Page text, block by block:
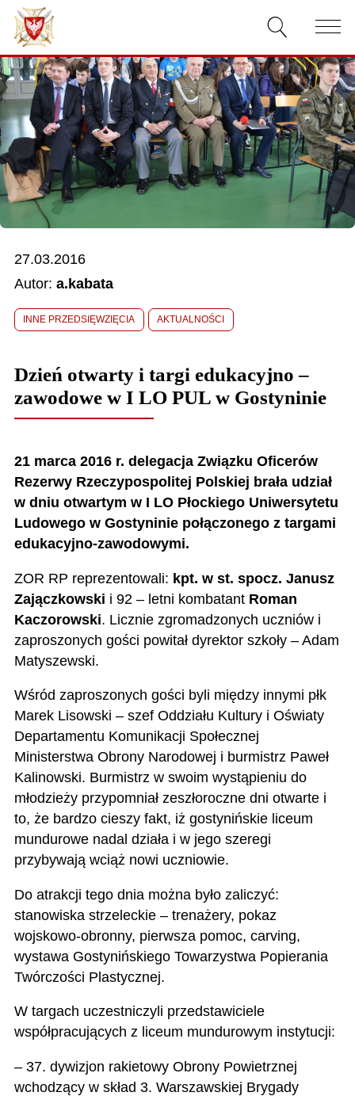
AKTUALNOŚCI
O ZWIĄZKU
DOKUMENTY
WŁADZE
RELACJE FILMOWE
KONKURSY
27.03.2016
Autor: a.kabata
INNE PRZEDSIĘWZIĘCIA AKTUALNOŚCI
Dzień otwarty i targi edukacyjno –
zawodowe w I LO PUL w Gostyninie
21 marca 2016 r. delegacja Związku Oficerów
Rezerwy Rzeczypospolitej Polskiej brała udział
w dniu otwartym w I LO Płockiego Uniwersytetu
Ludowego w Gostyninie połączonego z targami
edukacyjno-zawodowymi.
ZOR RP reprezentowali: kpt. w st. spocz. Janusz
Zajączkowski i 92 – letni kombatant Roman
Kaczorowski. Licznie zgromadzonych uczniów i
zaproszonych gości powitał dyrektor szkoły – Adam
Matyszewski.
Wśród zaproszonych gości byli między innymi płk
Marek Lisowski – szef Oddziału Kultury i Oświaty
Departamentu Komunikacji Społecznej
Ministerstwa Obrony Narodowej i burmistrz Paweł
Kalinowski. Burmistrz w swoim wystąpieniu do
młodzieży przypomniał zeszłoroczne dni otwarte i
to, że bardzo cieszy fakt, iż gostynińskie liceum
mundurowe nadal działa i w jego szeregi
przybywają wciąż nowi uczniowie.
Do atrakcji tego dnia można było zaliczyć:
stanowiska strzeleckie – trenażery, pokaz
wojskowo-obronny, pierwsza pomoc, carving,
wystawa Gostynińskiego Towarzystwa Popierania
Twórczości Plastycznej.
W targach uczestniczyli przedstawiciele
współpracujących z liceum mundurowym instytucji:
– 37. dywizjon rakietowy Obrony Powietrznej
wchodzący w skład 3. Warszawskiej Brygady